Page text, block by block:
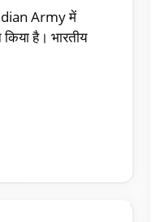
Army में
है। भारतीय